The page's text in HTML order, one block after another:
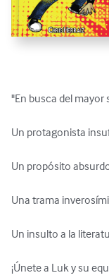
"En busca del mayor
Un protagonista
Un propósito
Una trama
Un insulto a la
¡Únete a Luk y su